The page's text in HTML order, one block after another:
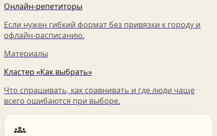
Онлайн-репетиторы
Если нужен гибкий формат без привязки к городу и
офлайн-расписанию.
Материалы
Кластер «Как выбрать»
Что спрашивать, как сравнивать и где люди чаще
всего ошибаются при выборе.
groups